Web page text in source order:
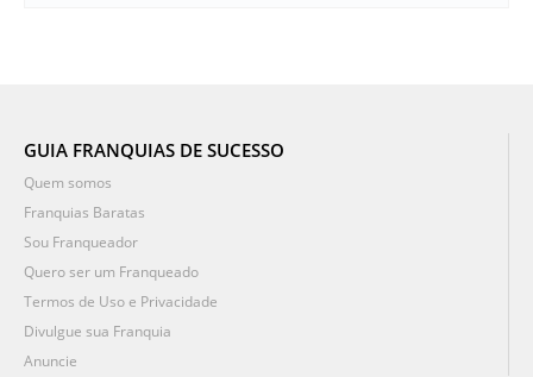
GUIA FRANQUIAS DE SUCESSO
Quem somos
Franquias Baratas
Sou Franqueador
Quero ser um Franqueado
Termos de Uso e Privacidade
Divulgue sua Franquia
Anuncie